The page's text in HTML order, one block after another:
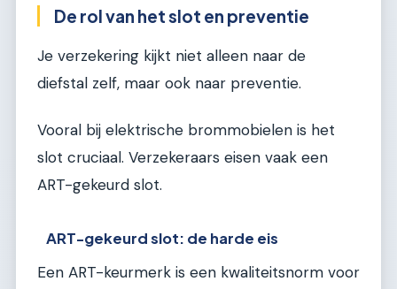
De rol van het slot en preventie
Je verzekering kijkt niet alleen naar de
diefstal zelf, maar ook naar preventie.
Vooral bij elektrische brommobielen is het
slot cruciaal. Verzekeraars eisen vaak een
ART-gekeurd slot.
ART-gekeurd slot: de harde eis
Een ART-keurmerk is een kwaliteitsnorm voor